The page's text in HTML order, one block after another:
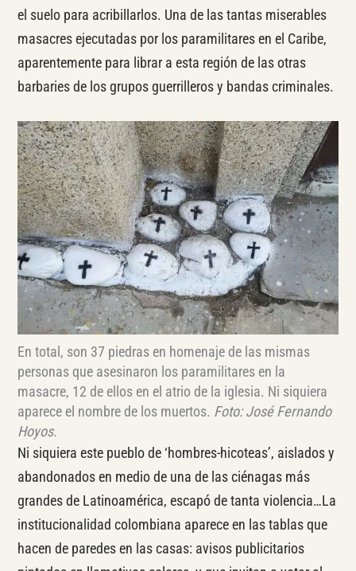
el suelo para acribillarlos. Una de las tantas miserables
masacres ejecutadas por los paramilitares en el Caribe,
aparentemente para librar a esta región de las otras
barbaries de los grupos guerrilleros y bandas criminales.
En total, son 37 piedras en homenaje de las mismas
personas que asesinaron los paramilitares en la
masacre, 12 de ellos en el atrio de la iglesia. Ni siquiera
aparece el nombre de los muertos. Foto: José Fernando
Hoyos.
Ni siquiera este pueblo de ‘hombres-hicoteas’, aislados y
abandonados en medio de una de las ciénagas más
grandes de Latinoamérica, escapó de tanta violencia…La
institucionalidad colombiana aparece en las tablas que
hacen de paredes en las casas: avisos publicitarios